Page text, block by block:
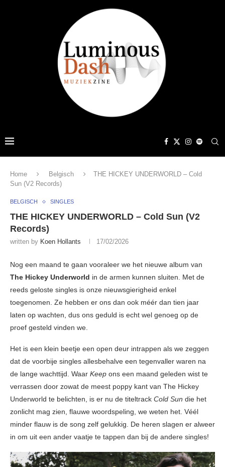
Home Belgisch
THE HICKEY UNDERWORLD – Cold
Sun (V2 Records)
BELGISCH SINGLES
THE HICKEY UNDERWORLD – Cold Sun (V2
Records)
written by Koen Hollants 17/02/2026
Nog een maand te gaan vooraleer we het nieuwe album van
The Hickey Underworld in de armen kunnen sluiten. Met de
reeds geloste singles is onze nieuwsgierigheid enkel
toegenomen. Ze hebben er ons dan ook méér dan tien jaar
laten op wachten, dus ons geduld is echt wel genoeg op de
proef gesteld vinden we.
Het is een klein beetje een open deur intrappen als we zeggen
dat de voorbije singles allesbehalve een tegenvaller waren na
de lange wachttijd. Waar Keep ons een maand geleden wist te
verrassen door zowat de meest poppy kant van The Hickey
Underworld te belichten, is er nu de titeltrack Cold Sun die het
zonlicht mag zien, flauwe woordspeling, we weten het. Véél
minder flauw is de song zelf gelukkig. De heren slagen er alweer
in om uit een ander vaatje te tappen dan bij de andere singles!